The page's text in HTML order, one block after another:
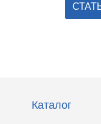
Каталог